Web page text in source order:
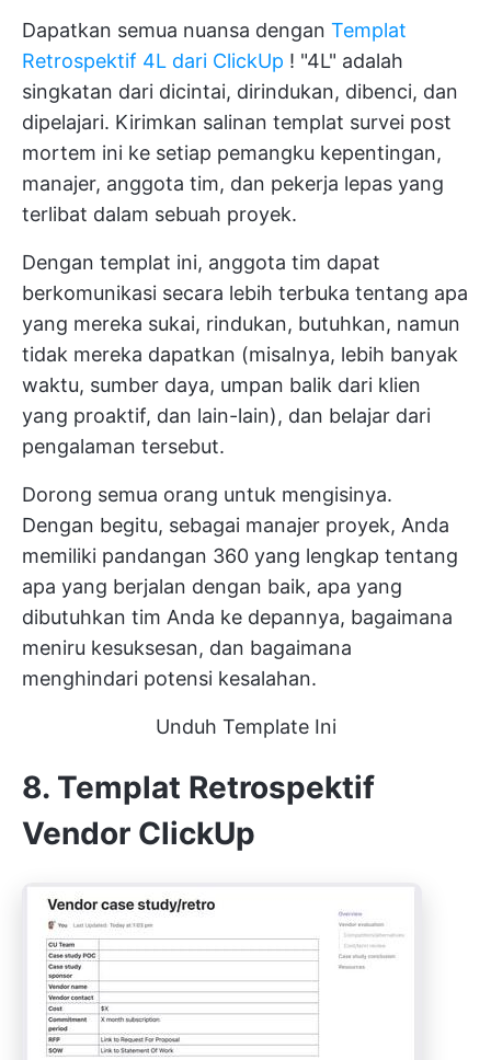
Dapatkan semua nuansa dengan Templat
Retrospektif 4L dari ClickUp ! "4L" adalah
singkatan dari dicintai, dirindukan, dibenci, dan
dipelajari. Kirimkan salinan templat survei post
mortem ini ke setiap pemangku kepentingan,
manajer, anggota tim, dan pekerja lepas yang
terlibat dalam sebuah proyek.
Dengan templat ini, anggota tim dapat
berkomunikasi secara lebih terbuka tentang apa
yang mereka sukai, rindukan, butuhkan, namun
tidak mereka dapatkan (misalnya, lebih banyak
waktu, sumber daya, umpan balik dari klien
yang proaktif, dan lain-lain), dan belajar dari
pengalaman tersebut.
Dorong semua orang untuk mengisinya.
Dengan begitu, sebagai manajer proyek, Anda
memiliki pandangan 360 yang lengkap tentang
apa yang berjalan dengan baik, apa yang
dibutuhkan tim Anda ke depannya, bagaimana
meniru kesuksesan, dan bagaimana
menghindari potensi kesalahan.
Unduh Template Ini
8. Templat Retrospektif
Vendor ClickUp